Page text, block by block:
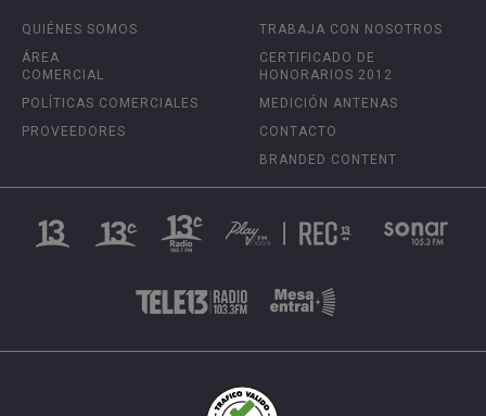
QUIÉNES SOMOS
ÁREA
COMERCIAL
POLÍTICAS COMERCIALES
PROVEEDORES
TRABAJA CON NOSOTROS
CERTIFICADO DE
HONORARIOS 2012
MEDICIÓN ANTENAS
CONTACTO
BRANDED CONTENT